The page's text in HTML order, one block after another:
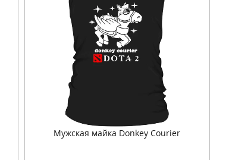
Мужская майка Donkey Courier